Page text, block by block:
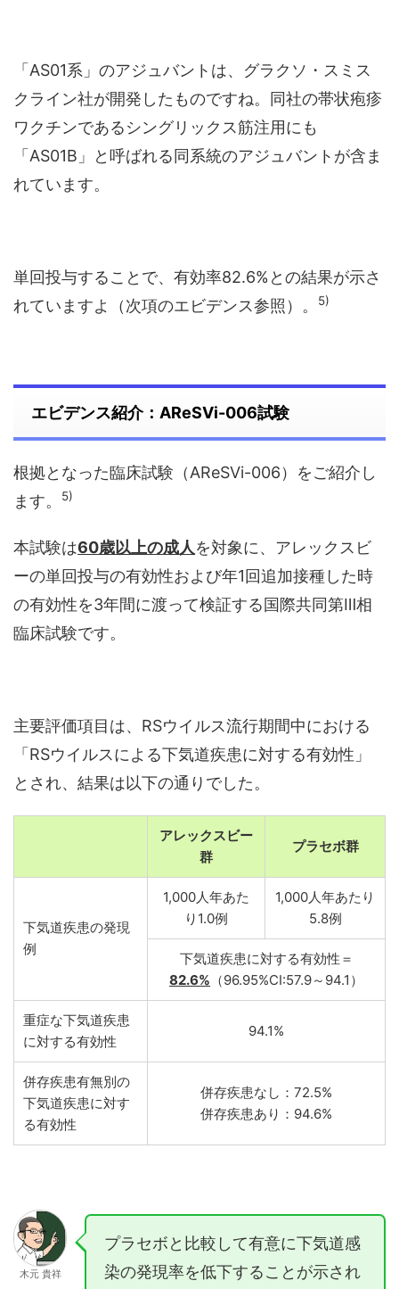
「AS01系」のアジュバントは、グラクソ・スミス
クライン社が開発したものですね。同社の帯状疱疹
ワクチンであるシングリックス筋注用にも
「AS01B」と呼ばれる同系統のアジュバントが含ま
れています。
単回投与することで、有効率82.6%との結果が示さ
れていますよ（次項のエビデンス参照）。
5)
エビデンス紹介：AReSVi-006試験
根拠となった臨床試験（AReSVi-006）をご紹介し
ます。
5)
本試験は60歳以上の成人を対象に、アレックスビ
ーの単回投与の有効性および年1回追加接種した時
の有効性を3年間に渡って検証する国際共同第Ⅲ相
臨床試験です。
主要評価項目は、RSウイルス流行期間中における
「RSウイルスによる下気道疾患に対する有効性」
とされ、結果は以下の通りでした。
アレックスビー
群
プラセボ群
下気道疾患の発現
例
1,000人年あた
り1.0例
1,000人年あたり
5.8例
下気道疾患に対する有効性＝
82.6% （96.95%CI:57.9～94.1）
重症な下気道疾患
に対する有効性
94.1%
併存疾患有無別の
下気道疾患に対す
る有効性
併存疾患なし：72.5%
併存疾患あり：94.6%
木元 貴祥
プラセボと比較して有意に下気道感
染の発現率を低下することが示され